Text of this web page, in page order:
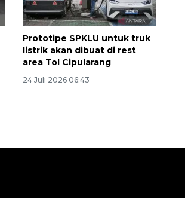
Prototipe SPKLU untuk truk
listrik akan dibuat di rest
area Tol Cipularang
24 Juli 2026 06:43